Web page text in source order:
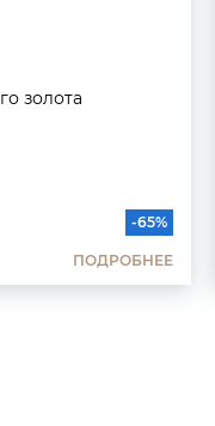
золота
-65%
ПОДРОБНЕЕ